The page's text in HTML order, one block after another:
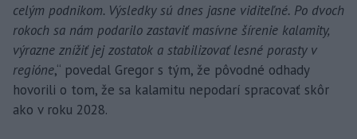
celým podnikom. Výsledky sú dnes jasne viditeľné. Po dvoch
rokoch sa nám podarilo zastaviť masívne šírenie kalamity,
výrazne znížiť jej zostatok a stabilizovať lesné porasty v
regióne,“ povedal Gregor s tým, že pôvodné odhady
hovorili o tom, že sa kalamitu nepodarí spracovať skôr
ako v roku 2028.